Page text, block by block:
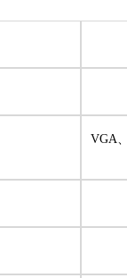
VGA